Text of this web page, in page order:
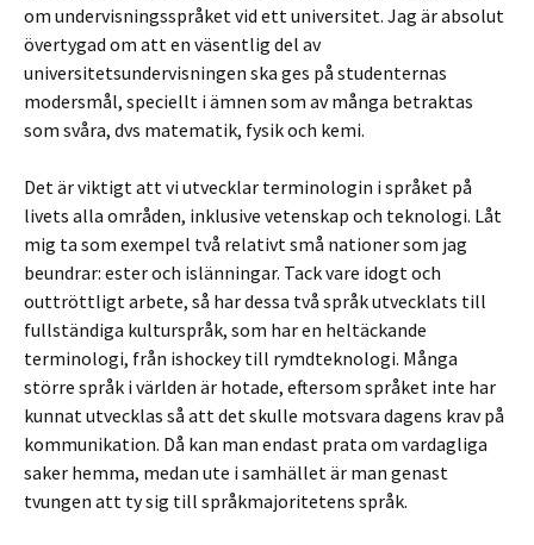
om undervisningsspråket vid ett universitet. Jag är absolut
övertygad om att en väsentlig del av
universitetsundervisningen ska ges på studenternas
modersmål, speciellt i ämnen som av många betraktas
som svåra, dvs matematik, fysik och kemi.
Det är viktigt att vi utvecklar terminologin i språket på
livets alla områden, inklusive vetenskap och teknologi. Låt
mig ta som exempel två relativt små nationer som jag
beundrar: ester och islänningar. Tack vare idogt och
outtröttligt arbete, så har dessa två språk utvecklats till
fullständiga kulturspråk, som har en heltäckande
terminologi, från ishockey till rymdteknologi. Många
större språk i världen är hotade, eftersom språket inte har
kunnat utvecklas så att det skulle motsvara dagens krav på
kommunikation. Då kan man endast prata om vardagliga
saker hemma, medan ute i samhället är man genast
tvungen att ty sig till språkmajoritetens språk.